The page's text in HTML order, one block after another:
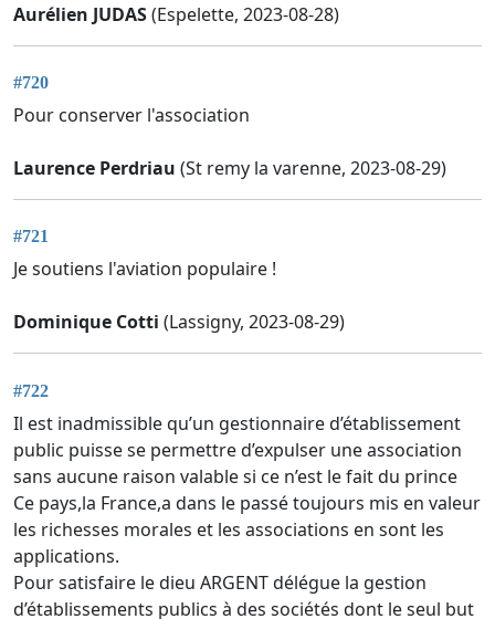
Aurélien JUDAS(Espelette, 2023-08-28)
#720
Pour conserver l'association
Laurence Perdriau (St remy la varenne, 2023-08-29)
#721
Je soutiens l'aviation populaire !
Dominique Cotti (Lassigny, 2023-08-29)
#722
Il est inadmissible qu’un gestionnaire d’établissement
public puisse se permettre d’expulser une association
sans aucune raison valable si ce n’est le fait du prince
Ce pays,la France,a dans le passé toujours mis en valeur
les richesses morales et les associations en sont les
applications.
Pour satisfaire le dieu ARGENT délégue la gestion
d’établissements publics à des sociétés dont le seul but